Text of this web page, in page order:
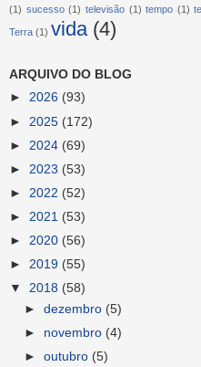
(1) sucesso (1) televisão (1) tempo (1)
Terra (1) vida (4)
ARQUIVO DO BLOG
► 2026 (93)
► 2025 (172)
► 2024 (69)
► 2023 (53)
► 2022 (52)
► 2021 (53)
► 2020 (56)
► 2019 (55)
▼ 2018 (58)
►dezembro (5)
► novembro (4)
►outubro (5)